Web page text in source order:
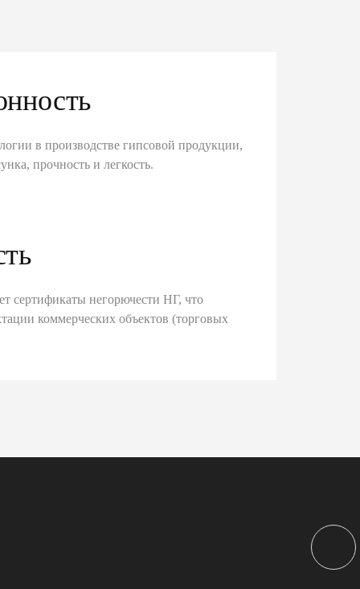
в производстве гипсовой продукции,
прочность и легкость.
сертификаты негорючести НГ, что
коммерческих объектов (торговых